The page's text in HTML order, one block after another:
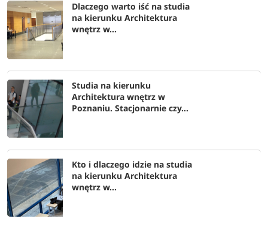
Dlaczego warto iść na studia
na kierunku Architektura
wnętrz w...
Studia na kierunku
Architektura wnętrz w
Poznaniu. Stacjonarnie czy...
Kto i dlaczego idzie na studia
na kierunku Architektura
wnętrz w...